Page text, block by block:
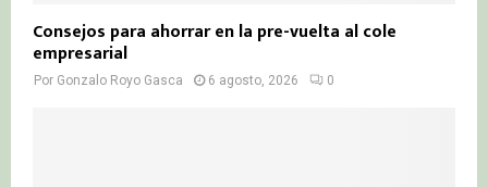
Consejos para ahorrar en la pre-vuelta al cole
empresarial
Por Gonzalo Royo Gasca 6 agosto, 2026 0